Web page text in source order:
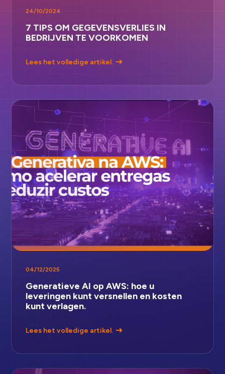
24/10/2024
7 TIPS OM GEGEVENSVERLIES IN
BEDRIJVEN TE VOORKOMEN
Lees het volledige artikel.
04/12/2025
Generatieve AI op AWS: hoe u
leveringen kunt versnellen en kosten
kunt verlagen.
Lees het volledige artikel.